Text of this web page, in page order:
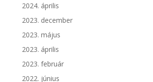
2024. április
2023. december
2023. május
2023. április
2023. február
2022. június